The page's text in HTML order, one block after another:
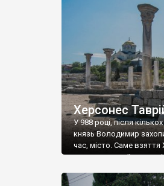
візантійської доби.
культурної спадщини
Офіційно – на виставку
влада в Україні
Херсонес
У 988 році, після
князь Володимир
час, місто. Саме
диктувати свої умови
Херсонесі Володимир-